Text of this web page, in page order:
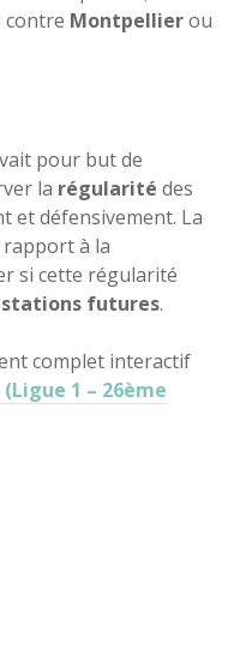
contre Montpellierou
pour but de
la régularité des
et défensivement. La
rapport à la
si cette régularité
futures.
complet interactif
1 – 26ème